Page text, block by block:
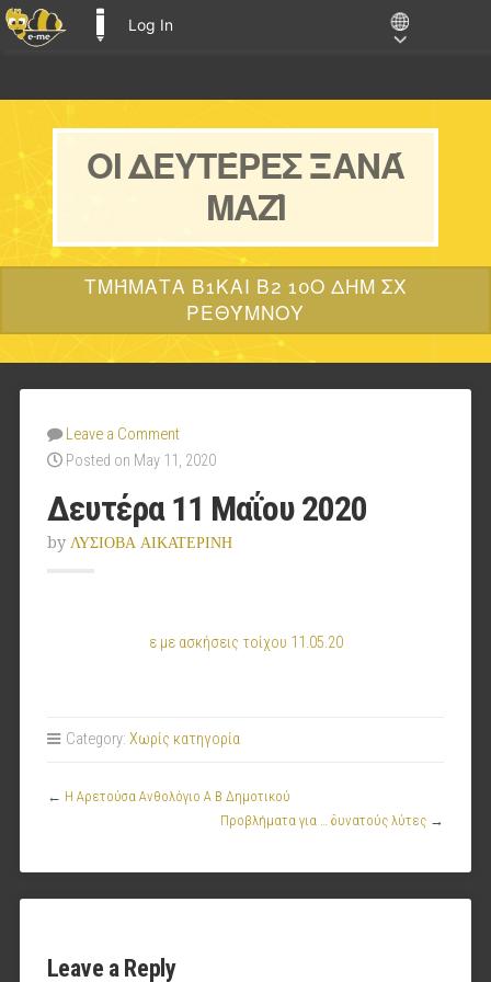
Log In
ΟΙ ΔΕΥΤΈΡΕΣ ΞΑΝΆ
ΜΑΖΊ
ΤΜΉΜΑΤΑ Β1ΚΑΙ Β2 10Ο ΔΗΜ ΣΧ
ΡΕΘΎΜΝΟΥ
Leave a Comment
Posted on May 11, 2020
Δευτέρα 11 Μαΐου 2020
by ΛΥΣΙΟΒΑ ΑΙΚΑΤΕΡΙΝΗ
ε με ασκήσεις τοίχου 11.05.20
Category: Χωρίς κατηγορία
← Η Αρετούσα Ανθολόγιο Α Β Δημοτικού
Προβλήματα για … δυνατούς λύτες →
Leave a Reply